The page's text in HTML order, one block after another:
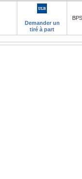
Demander un
tiré à part